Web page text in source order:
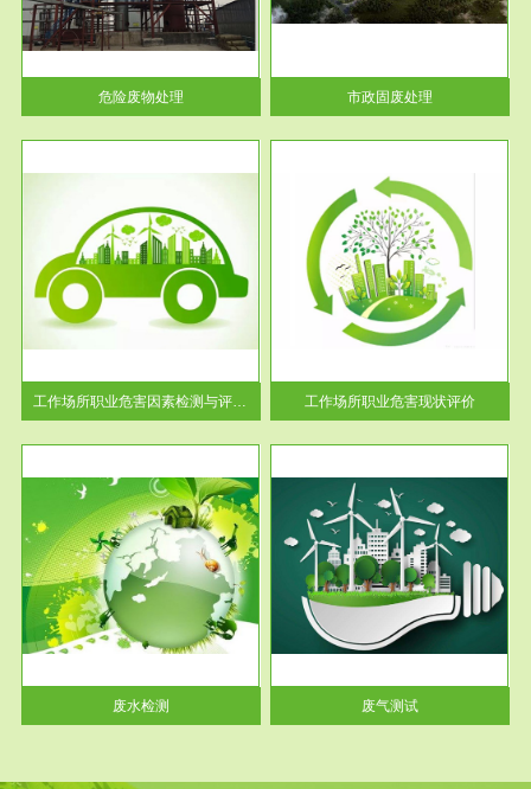
危险废物处理
蔚蓝生态环境科技所从事的市政
废物处理业务包括市政废物的处
理处...
市政固废处理
工作场所职业危害因素检测与评价...
服务范围
工作场所职业危害现状评价
【现状评价意义】：具体因素---
-通过质谱分析等多种手段明确
工作场...
工作场所职业危害现状评价
废水检测
服务范围
废气测试
检测范围工业废气检测包括有机
废气和无机废气。有机废气主要
包括...
废气测试